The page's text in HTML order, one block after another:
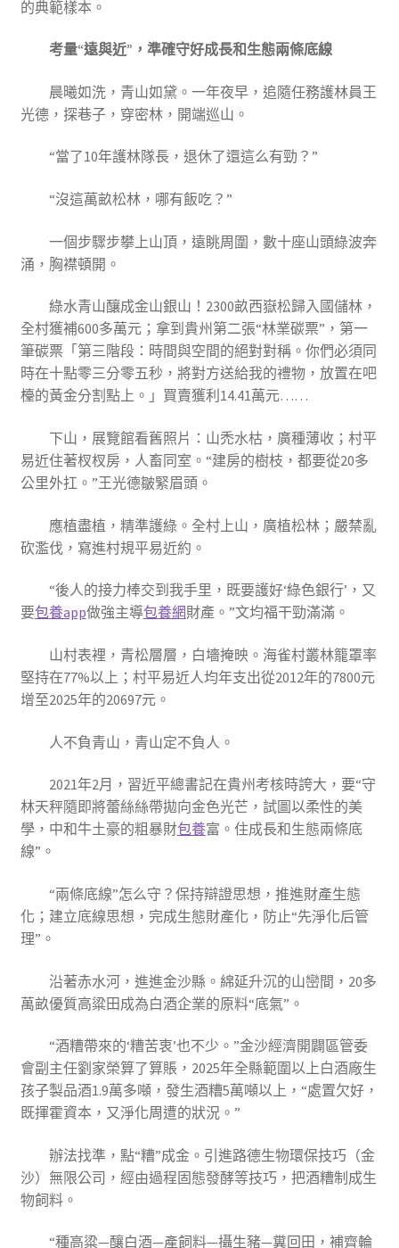
的典範樣本。
考量“遠與近”，準確守好成長和生態兩條底線
晨曦如洗，青山如黛。一年夜早，追隨任務護林員王
光德，探巷子，穿密林，開端巡山。
“當了10年護林隊長，退休了還這么有勁？”
“沒這萬畝松林，哪有飯吃？”
一個步驟步攀上山頂，遠眺周圍，數十座山頭綠波奔
涌，胸襟頓開。
綠水青山釀成金山銀山！2300畝西嶽松歸入國儲林，
全村獲補600多萬元；拿到貴州第二張“林業碳票”，第一
筆碳票「第三階段：時間與空間的絕對對稱。你們必須同
時在十點零三分零五秒，將對方送給我的禮物，放置在吧
檯的黃金分割點上。」買賣獲利14.41萬元……
下山，展覽館看舊照片：山禿水枯，廣種薄收；村平
易近住著杈杈房，人畜同室。“建房的樹枝，都要從20多
公里外扛。”王光德皺緊眉頭。
應植盡植，精準護綠。全村上山，廣植松林；嚴禁亂
砍濫伐，寫進村規平易近約。
“後人的接力棒交到我手里，既要護好‘綠色銀行’，又
要包養app做強主導包養網財產。”文均福干勁滿滿。
山村表裡，青松層層，白墻掩映。海雀村叢林籠罩率
堅持在77%以上；村平易近人均年支出從2012年的7800元
增至2025年的20697元。
人不負青山，青山定不負人。
2021年2月，習近平總書記在貴州考核時誇大，要“守
林天秤隨即將蕾絲絲帶拋向金色光芒，試圖以柔性的美
學，中和牛土豪的粗暴財包養富。住成長和生態兩條底
線”。
“兩條底線”怎么守？保持辯證思想，推進財產生態
化；建立底線思想，完成生態財產化，防止“先淨化后管
理”。
沿著赤水河，進進金沙縣。綿延升沉的山巒間，20多
萬畝優質高粱田成為白酒企業的原料“底氣”。
“酒糟帶來的‘糟苦衷’也不少。”金沙經濟開闢區管委
會副主任劉家榮算了算賬，2025年全縣範圍以上白酒廠生
孩子製品酒1.9萬多噸，發生酒糟5萬噸以上，“處置欠好，
既揮霍資本，又淨化周遭的狀況。”
辦法找準，點“糟”成金。引進路德生物環保技巧（金
沙）無限公司，經由過程固態發酵等技巧，把酒糟制成生
物飼料。
“種高粱—釀白酒—產飼料—攝生豬—糞回田，補齊輪